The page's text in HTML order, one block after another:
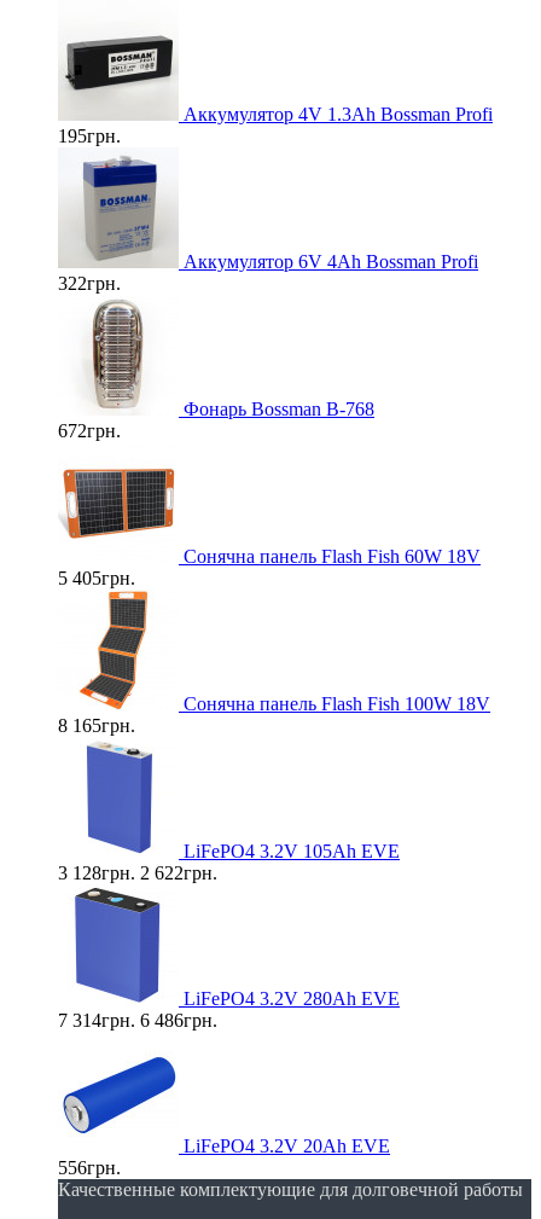
Аккумулятор 4V 1.3Ah Bossman Profi
195грн.
Аккумулятор 6V 4Ah Bossman Profi
322грн.
Фонарь Bossman B-768
672грн.
Cонячна панель Flash Fish 60W 18V
5 405грн.
Cонячна панель Flash Fish 100W 18V
8 165грн.
LiFePO4 3.2V 105Ah EVE
3 128грн. 2 622грн.
LiFePO4 3.2V 280Ah EVE
7 314грн. 6 486грн.
LiFePO4 3.2V 20Ah EVE
556грн.
Качественные комплектующие для долговечной работы